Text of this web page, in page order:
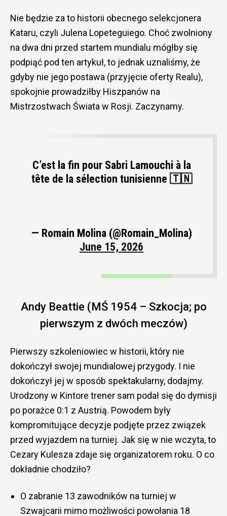
Nie będzie za to historii obecnego selekcjonera
Kataru, czyli Julena Lopeteguiego. Choć zwolniony
na dwa dni przed startem mundialu mógłby się
podpiąć pod ten artykuł, to jednak uznaliśmy, że
gdyby nie jego postawa (przyjęcie oferty Realu),
spokojnie prowadziłby Hiszpanów na
Mistrzostwach Świata w Rosji. Zaczynamy.
C’est la fin pour Sabri Lamouchi à la
tête de la sélection tunisienne 🇹🇳
— Romain Molina (@Romain_Molina)
June 15, 2026
Andy Beattie (MŚ 1954 – Szkocja; po
pierwszym z dwóch meczów)
Pierwszy szkoleniowiec w historii, który nie
dokończył swojej mundialowej przygody. I nie
dokończył jej w sposób spektakularny, dodajmy.
Urodzony w Kintore trener sam podał się do dymisji
po porażce 0:1 z Austrią. Powodem były
kompromitujące decyzje podjęte przez związek
przed wyjazdem na turniej. Jak się w nie wczyta, to
Cezary Kulesza zdaje się organizatorem roku. O co
dokładnie chodziło?
O zabranie 13 zawodników na turniej w
Szwajcarii mimo możliwości powołania 18